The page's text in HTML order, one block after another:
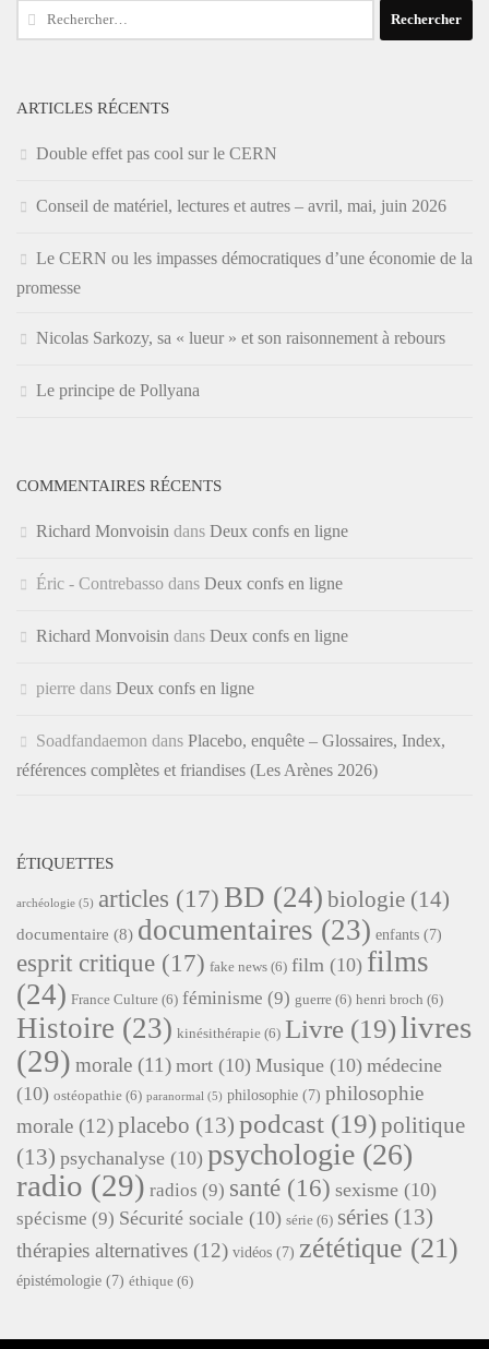
Rechercher :
ARTICLES RÉCENTS
Double effet pas cool sur le CERN
Conseil de matériel, lectures et autres – avril, mai, juin 2026
Le CERN ou les impasses démocratiques d’une économie de la
promesse
Nicolas Sarkozy, sa « lueur » et son raisonnement à rebours
Le principe de Pollyana
COMMENTAIRES RÉCENTS
Richard Monvoisin dans Deux confs en ligne
Éric - Contrebasso dans Deux confs en ligne
Richard Monvoisin dans Deux confs en ligne
pierre dans Deux confs en ligne
Soadfandaemon dans Placebo, enquête – Glossaires, Index,
références complètes et friandises (Les Arènes 2026)
ÉTIQUETTES
archéologie (5) articles (17) BD (24) biologie (14)
documentaire (8) documentaires (23) enfants (7)
esprit critique (17) fake news (6) film (10) films
(24) France Culture (6) féminisme (9) guerre (6) henri broch (6)
Histoire (23) kinésithérapie (6) Livre (19)livres
(29) morale (11) mort (10) Musique (10) médecine
(10) ostéopathie (6) paranormal (5) philosophie (7) philosophie
morale (12)placebo (13) podcast (19)politique
(13) psychanalyse (10) psychologie (26)
radio (29) radios (9) santé (16) sexisme (10)
spécisme (9) Sécurité sociale (10) série (6) séries (13)
thérapies alternatives (12) vidéos (7) zététique (21)
épistémologie (7) éthique (6)